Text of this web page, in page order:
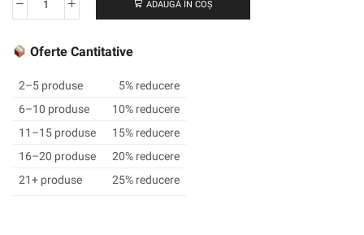
Cantitate
™
Walk
Rezistent
la
alunecare
bandă
ADAUGĂ ÎN COȘ
Oferte Cantitative
2–5 produse
5% reducere
6–10 produse
10% reducere
11–15 produse
15% reducere
16–20 produse
20% reducere
21+ produse
25% reducere